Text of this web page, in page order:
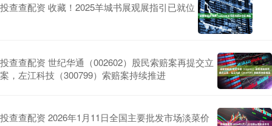
投查查配资 收藏！2025羊城书展观展指引已就位
投查查配资 世纪华通（002602）股民索赔案再提交立
案，左江科技（300799）索赔案持续推进
投查查配资 2026年1月11日全国主要批发市场淡菜价